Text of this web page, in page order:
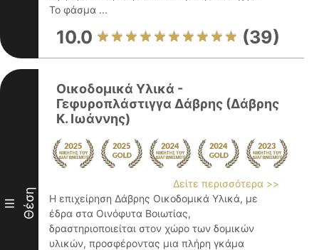
Το φάσμα ...
10.0 (39)
III Θέση
Οικοδομικά Υλικά -
Γεφυροπλάστιγγα Δάβρης (Δάβρης
Κ. Ιωάννης)
Δείτε περισσότερα >>
Η επιχείρηση Δάβρης Οικοδομικά Υλικά, με
έδρα στα Οινόφυτα Βοιωτίας,
δραστηριοποιείται στον χώρο των δομικών
υλικών, προσφέροντας μια πλήρη γκάμα